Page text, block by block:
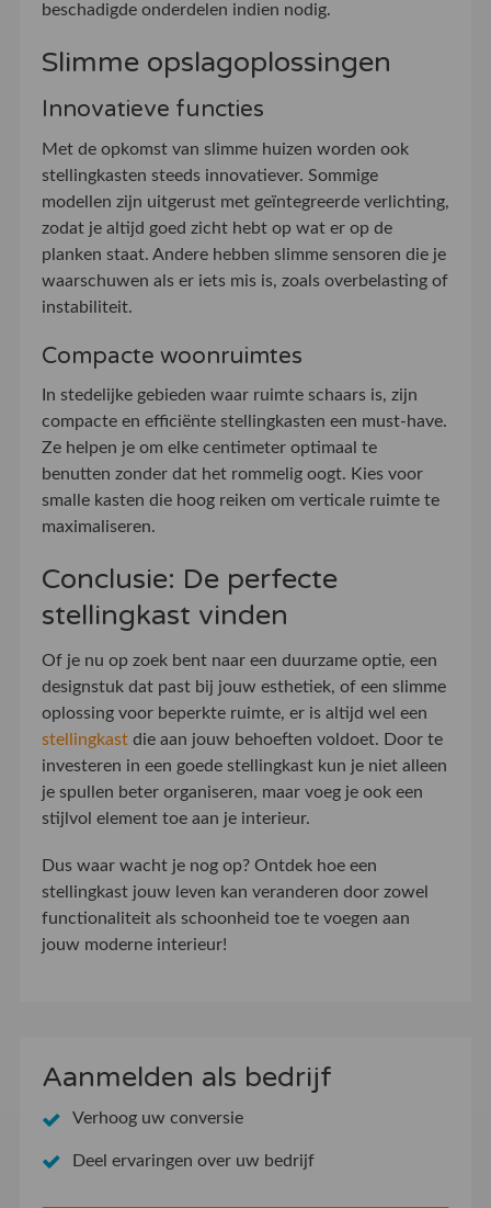
beschadigde onderdelen indien nodig.
Slimme opslagoplossingen
Innovatieve functies
Met de opkomst van slimme huizen worden ook
stellingkasten steeds innovatiever. Sommige
modellen zijn uitgerust met geïntegreerde verlichting,
zodat je altijd goed zicht hebt op wat er op de
planken staat. Andere hebben slimme sensoren die je
waarschuwen als er iets mis is, zoals overbelasting of
instabiliteit.
Compacte woonruimtes
In stedelijke gebieden waar ruimte schaars is, zijn
compacte en efficiënte stellingkasten een must-have.
Ze helpen je om elke centimeter optimaal te
benutten zonder dat het rommelig oogt. Kies voor
smalle kasten die hoog reiken om verticale ruimte te
maximaliseren.
Conclusie: De perfecte
stellingkast vinden
Of je nu op zoek bent naar een duurzame optie, een
designstuk dat past bij jouw esthetiek, of een slimme
oplossing voor beperkte ruimte, er is altijd wel een
stellingkastdie aan jouw behoeften voldoet. Door te
investeren in een goede stellingkast kun je niet alleen
je spullen beter organiseren, maar voeg je ook een
stijlvol element toe aan je interieur.
Dus waar wacht je nog op? Ontdek hoe een
stellingkast jouw leven kan veranderen door zowel
functionaliteit als schoonheid toe te voegen aan
jouw moderne interieur!
Aanmelden als bedrijf
Verhoog uw conversie
Deel ervaringen over uw bedrijf